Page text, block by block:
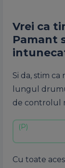
Vrei ca
Pamant
Si da, stim
lungul
de controlul
Cu toate